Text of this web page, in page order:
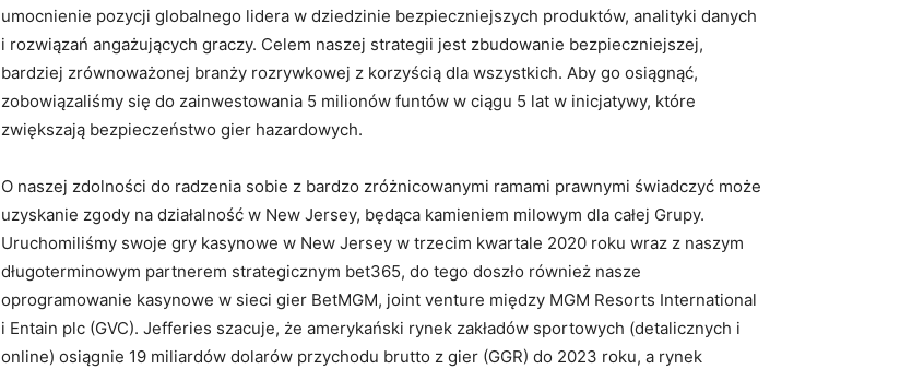
umocnienie pozycji globalnego lidera w dziedzinie bezpieczniejszych produktów, analityki danych
i rozwiązań angażujących graczy. Celem naszej strategii jest zbudowanie bezpieczniejszej,
bardziej zrównoważonej branży rozrywkowej z korzyścią dla wszystkich. Aby go osiągnąć,
zobowiązaliśmy się do zainwestowania 5 milionów funtów w ciągu 5 lat w inicjatywy, które
zwiększają bezpieczeństwo gier hazardowych.
O naszej zdolności do radzenia sobie z bardzo zróżnicowanymi ramami prawnymi świadczyć może
uzyskanie zgody na działalność w New Jersey, będąca kamieniem milowym dla całej Grupy.
Uruchomiliśmy swoje gry kasynowe w New Jersey w trzecim kwartale 2020 roku wraz z naszym
długoterminowym partnerem strategicznym bet365, do tego doszło również nasze
oprogramowanie kasynowe w sieci gier BetMGM, joint venture między MGM Resorts International
i Entain plc (GVC). Jefferies szacuje, że amerykański rynek zakładów sportowych (detalicznych i
online) osiągnie 19 miliardów dolarów przychodu brutto z gier (GGR) do 2023 roku, a rynek